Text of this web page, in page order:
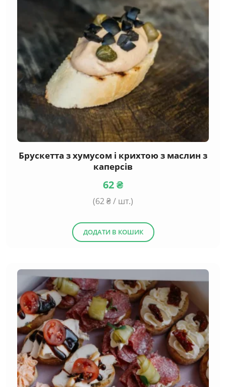
Брускетта з хумусом і крихтою з маслин з
каперсів
62₴
(62₴ / шт.)
ДОДАТИ В КОШИК